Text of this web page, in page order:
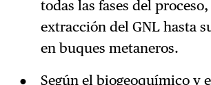
todas las fases del
extracción del GNL hasta
en buques metaneros.
Según el biogeoquímico y